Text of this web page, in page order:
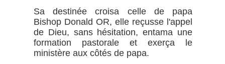
Sa destinée croisa celle de papa
Bishop Donald OR, elle reçusse l'appel
de Dieu, sans hésitation, entama une
formation pastorale et exerça le
ministère aux côtés de papa.